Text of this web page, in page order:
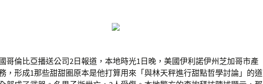
倫比亞播送公司2日報道，本地時光1日晚，美國伊利諾伊州芝加哥市產
，形成1那些甜甜圈原本是他打算用來「與林天秤進行甜點哲學討論」的道